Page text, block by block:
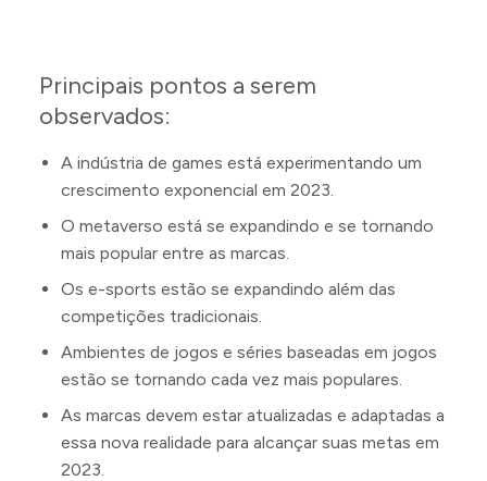
Principais pontos a serem
observados:
A indústria de games está experimentando um
crescimento exponencial em 2023.
O metaverso está se expandindo e se tornando
mais popular entre as marcas.
Os e-sports estão se expandindo além das
competições tradicionais.
Ambientes de jogos e séries baseadas em jogos
estão se tornando cada vez mais populares.
As marcas devem estar atualizadas e adaptadas a
essa nova realidade para alcançar suas metas em
2023.